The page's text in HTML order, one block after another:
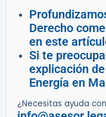
Derecho
en este
Si te
explicación
Energía en
¿Necesitas ayuda